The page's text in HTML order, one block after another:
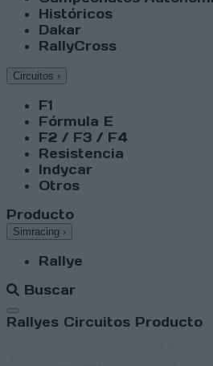
Históricos
Dakar
RallyCross
Circuitos ›
F1
Fórmula E
F2 / F3 / F4
Resistencia
Indycar
Otros
Producto
Simracing ›
Rallye
Buscar
Abrir menú
Rallyes Circuitos Producto